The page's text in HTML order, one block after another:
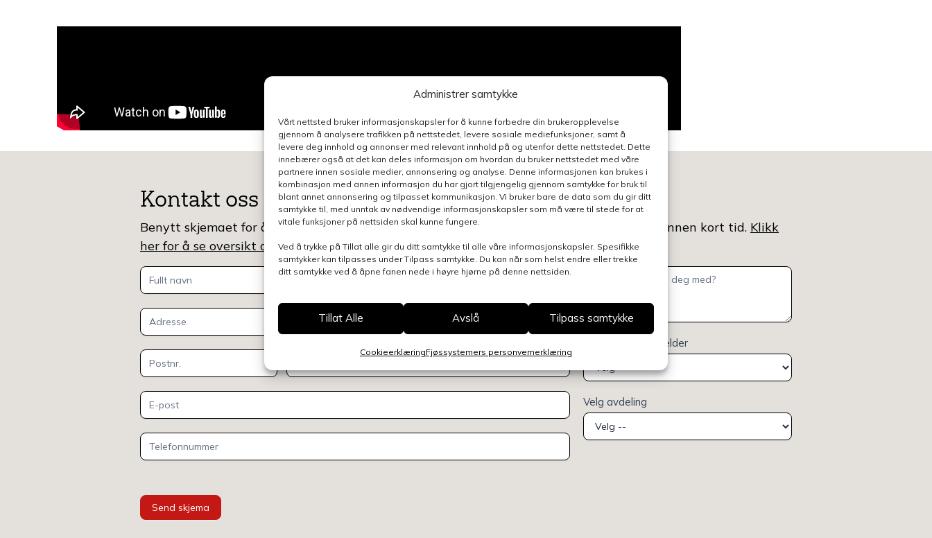
Administrer samtykke
Vårt nettsted bruker informasjonskapsler for å kunne forbedre din brukeropplevelse
gjennom å analysere trafikken på nettstedet, levere sosiale mediefunksjoner, samt å
levere deg innhold og annonser med relevant innhold på og utenfor dette nettstedet. Dette
innebærer også at det kan deles informasjon om hvordan du bruker nettstedet med våre
partnere innen sosiale medier, annonsering og analyse. Denne informasjonen kan brukes i
kombinasjon med annen informasjon du har gjort tilgjengelig gjennom samtykke for bruk til
blant annet annonsering og tilpasset kommunikasjon. Vi bruker bare de data som du gir ditt
samtykke til, med unntak av nødvendige informasjonskapsler som må være til stede for at
vitale funksjoner på nettsiden skal kunne fungere.
Ved å trykke på Tillat alle gir du ditt samtykke til alle våre informasjonskapsler. Spesifikke
samtykker kan tilpasses under Tilpass samtykke. Du kan når som helst endre eller trekke
ditt samtykke ved å åpne fanen nede i høyre hjørne på denne nettsiden.
Tillat Alle Avslå Tilpass samtykke
CookieerklæringFjøssystemers personvernerklæring
Kontakt oss
Benytt skjemaet for å gjøre en henvendelse relatert til denne siden, så blir du kontaktet innen kort tid. Klikk
her for å se oversikt over kontaktpersoner
Kontakt
oss
Henvendelsen gjelder
Velg avdeling
Send skjema